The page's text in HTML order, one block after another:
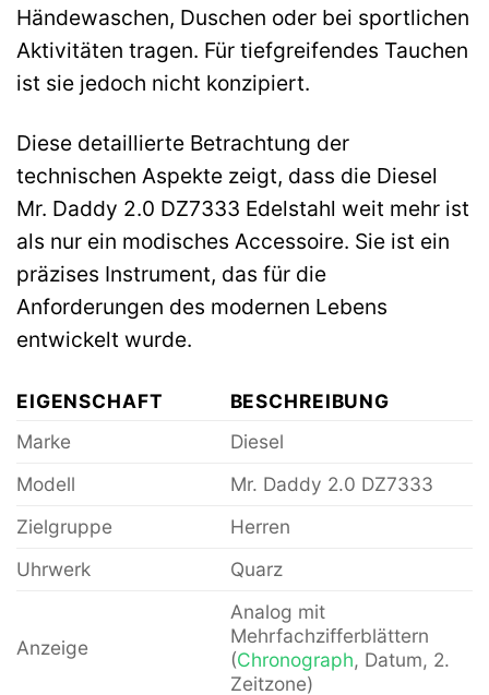
Händewaschen, Duschen oder bei sportlichen
Aktivitäten tragen. Für tiefgreifendes Tauchen
ist sie jedoch nicht konzipiert.
Diese detaillierte Betrachtung der
technischen Aspekte zeigt, dass die Diesel
Mr. Daddy 2.0 DZ7333 Edelstahl weit mehr ist
als nur ein modisches Accessoire. Sie ist ein
präzises Instrument, das für die
Anforderungen des modernen Lebens
entwickelt wurde.
EIGENSCHAFT
BESCHREIBUNG
Marke
Diesel
Modell
Mr. Daddy 2.0 DZ7333
Zielgruppe
Herren
Uhrwerk
Quarz
Anzeige
Analog mit
Mehrfachzifferblättern
(Chronograph, Datum, 2.
Zeitzone)